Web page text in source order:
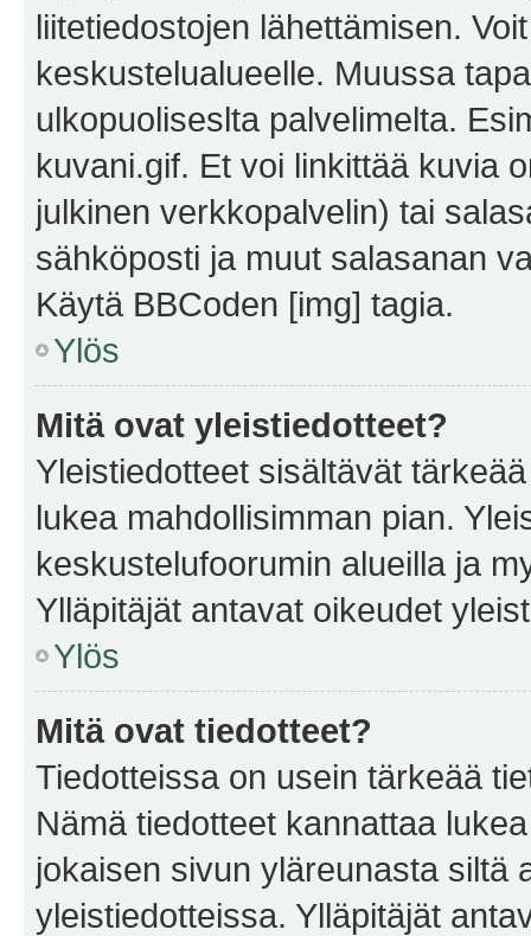
liitetiedostojen lähettämisen.
keskustelualueelle. Muussa
ulkopuoliseslta palvelimelta.
kuvani.gif. Et voi linkittää kuvia
julkinen verkkopalvelin) tai
sähköposti ja muut salasanan
Käytä BBCoden [img] tagia.
Ylös
Mitä ovat yleistiedotteet?
Yleistiedotteet sisältävät
lukea mahdollisimman pian.
keskustelufoorumin alueilla ja
Ylläpitäjät antavat oikeudet
Ylös
Mitä ovat tiedotteet?
Tiedotteissa on usein tärkeää
Nämä tiedotteet kannattaa
jokaisen sivun yläreunasta siltä
yleistiedotteissa. Ylläpitäjät